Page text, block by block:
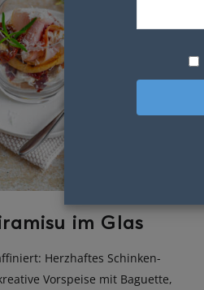
im Glas
Herzhaftes Schinken-
Vorspeise mit Baguette,